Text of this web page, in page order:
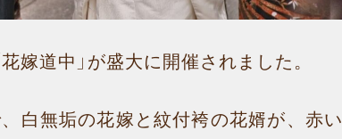
嫁道中」が盛大に開催されました。
白無垢の花嫁と紋付袴の花婿が、赤い